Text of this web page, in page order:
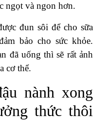
ngọt và ngon hơn.
đun sôi để cho sữa
bảo cho sức khỏe.
đã uống thì sẽ rất ảnh
cơ thể.
nành xong
thức thôi